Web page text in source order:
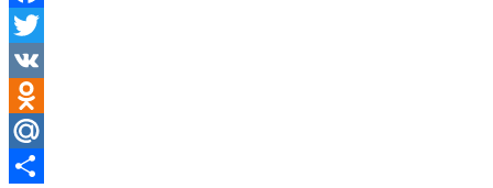
Facebook
Twitter
VK
Odnoklassniki
Mail.Ru